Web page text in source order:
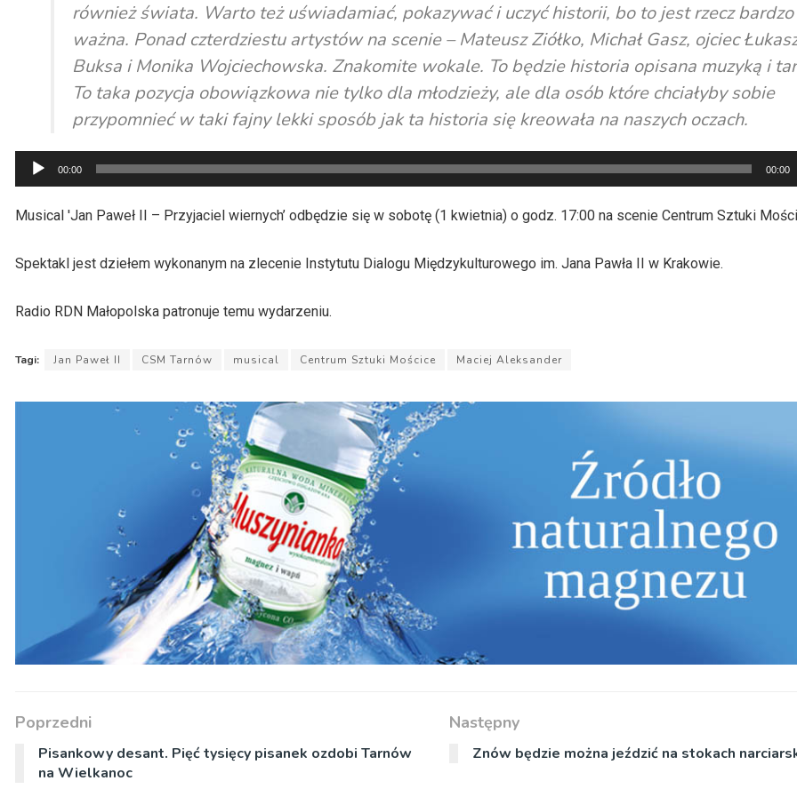
również świata. Warto też uświadamiać, pokazywać i uczyć historii, bo to jest rzecz bardzo
ważna. Ponad czterdziestu artystów na scenie – Mateusz Ziółko, Michał Gasz, ojciec
Buksa i Monika Wojciechowska. Znakomite wokale. To będzie historia opisana muzyką i
To taka pozycja obowiązkowa nie tylko dla młodzieży, ale dla osób które chciałyby sobie
przypomnieć w taki fajny lekki sposób jak ta historia się kreowała na naszych oczach.
Odtwarzacz
plików
dźwiękowych
00:00 00:00
Musical 'Jan Paweł II – Przyjaciel wiernych’ odbędzie się w sobotę (1 kwietnia) o godz. 17:00 na scenie Centrum Sztuki
Spektakl jest dziełem wykonanym na zlecenie Instytutu Dialogu Międzykulturowego im. Jana Pawła II w Krakowie.
Radio RDN Małopolska patronuje temu wydarzeniu.
Tagi: Jan Paweł II CSM Tarnów musical Centrum Sztuki Mościce Maciej Aleksander
Poprzedni
Pisankowy desant. Pięć tysięcy pisanek ozdobi Tarnów
na Wielkanoc
Następny
Znów będzie można jeździć na stokach